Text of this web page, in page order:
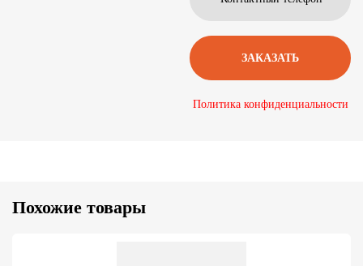
Политика конфиденциальности
Похожие товары